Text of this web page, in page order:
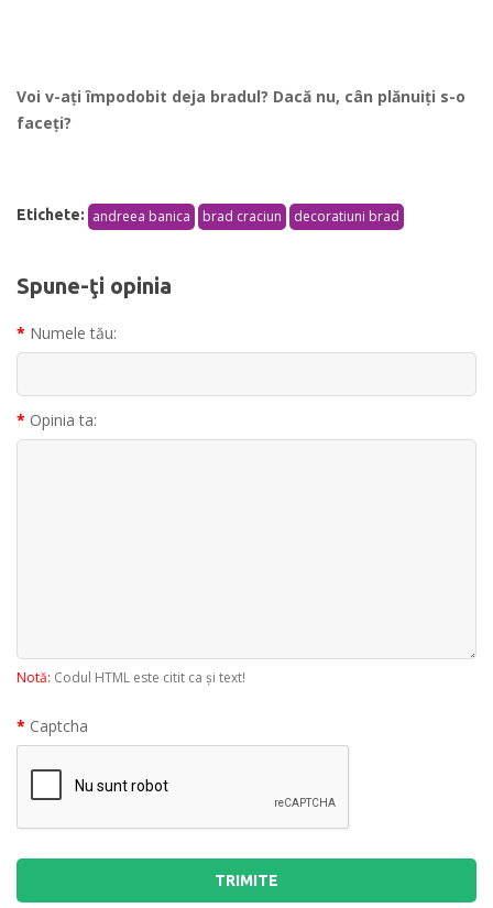
Voi v-ați împodobit deja bradul? Dacă nu, cân plănuiți s-o
faceți?
Etichete: andreea banica brad craciun decoratiuni brad
Spune-ţi opinia
Numele tău:
Opinia ta:
Notă: Codul HTML este citit ca şi text!
Captcha
TRIMITE